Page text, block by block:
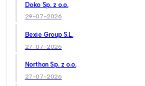
Doko Sp. z o.o.
29-07-2026
Bexie Group S.L.
27-07-2026
Northon Sp. z o.o.
27-07-2026